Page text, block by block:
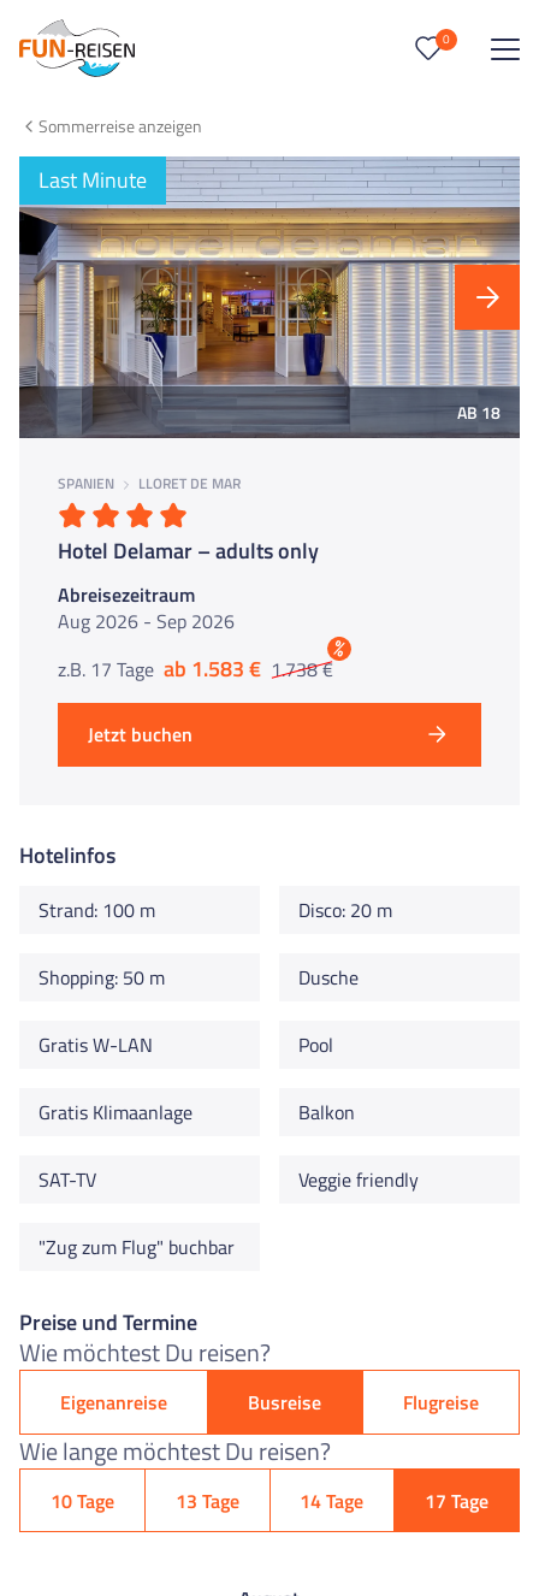
0
Keine Reisen auf der Merkliste
Sommerreise anzeigen
Last Minute
AB 18
SPANIEN LLORET DE MAR
Hotel Delamar – adults only
Abreisezeitraum
Aug 2026 - Sep 2026
z.B. 17 Tage ab 1.583 € 1.738 €
%
Jetzt buchen
Hotelinfos
Strand: 100 m Disco: 20 m
Shopping: 50 m Dusche
Gratis W-LAN Pool
Gratis Klimaanlage Balkon
SAT-TV Veggie friendly
"Zug zum Flug" buchbar
Preise und Termine
Wie möchtest Du reisen?
Eigenanreise Busreise Flugreise
Wie lange möchtest Du reisen?
10 Tage 13 Tage 14 Tage 17 Tage